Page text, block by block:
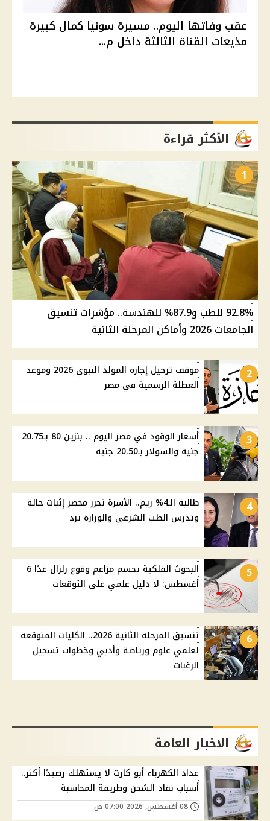
عقب وفاتها اليوم.. مسيرة سونيا كمال كبيرة
مذيعات القناة الثالثة داخل م...
الأكثر قراءة
1
92.8% للطب و87.9% للهندسة.. مؤشرات تنسيق
الجامعات 2026 وأماكن المرحلة الثانية
2
موقف ترحيل إجازة المولد النبوي 2026 وموعد
العطلة الرسمية في مصر
3
أسعار الوقود في مصر اليوم .. بنزين 80 بـ20.75
جنيه والسولار بـ20.50 جنيه
4
طالبة الـ4% ريم.. الأسرة تحرر محضر إثبات حالة
وتدرس الطب الشرعي والوزارة ترد
5
البحوث الفلكية تحسم مزاعم وقوع زلزال غدًا 6
أغسطس: لا دليل علمي على التوقعات
6
تنسيق المرحلة الثانية 2026.. الكليات المتوقعة
لعلمي علوم ورياضة وأدبي وخطوات تسجيل
الرغبات
الاخبار العامة
عداد الكهرباء أبو كارت لا يستهلك رصيدًا أكثر..
أسباب نفاد الشحن وطريقة المحاسبة